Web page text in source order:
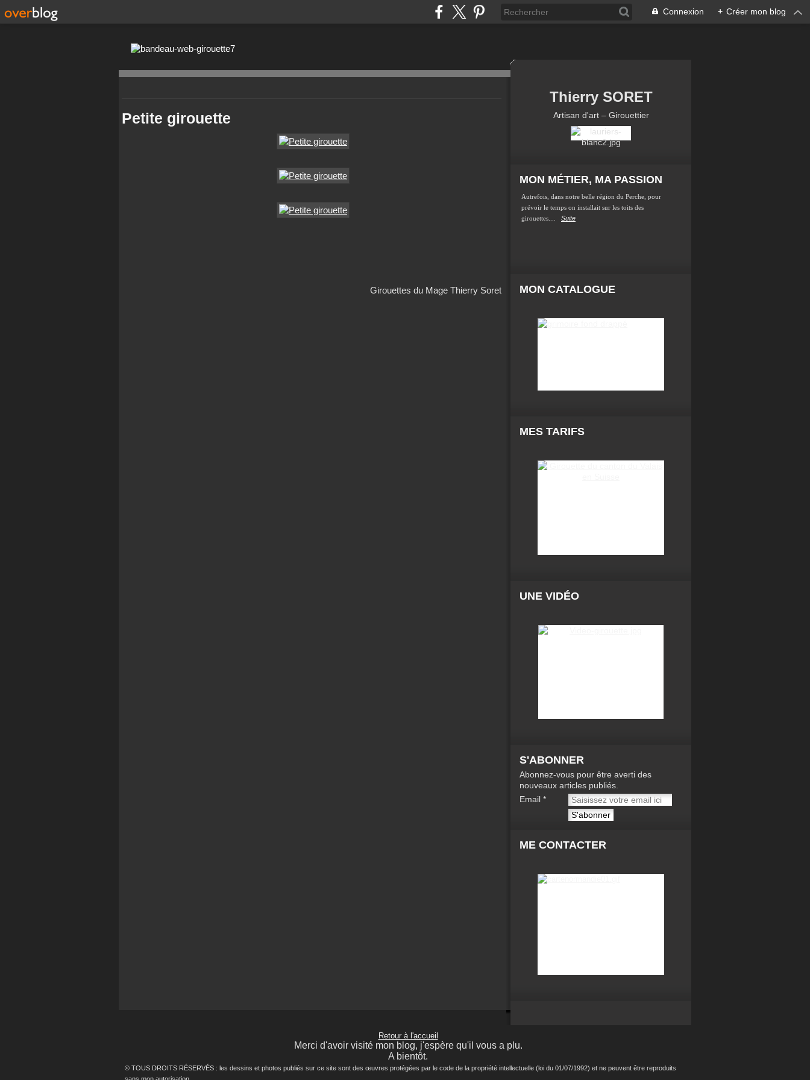
Connexion + Créer mon blog
Petite girouette
Girouettes du Mage Thierry Soret
Thierry SORET
Artisan d'art – Girouettier
MON MÉTIER, MA PASSION
Autrefois, dans notre belle région du Perche, pour
prévoir le temps on installait sur les toits des
girouettes....
Suite
MON CATALOGUE
MES TARIFS
UNE VIDÉO
S'ABONNER
Abonnez-vous pour être averti des
nouveaux articles publiés.
Email
ME CONTACTER
Retour à l'accueil
Merci d'avoir visité mon blog, j'espère qu'il vous a plu.
A bientôt.
© TOUS DROITS RÉSERVÉS : les dessins et photos publiés sur ce site sont des œuvres protégées par le code de la propriété intellectuelle (loi du 01/07/1992) et ne peuvent être reproduits